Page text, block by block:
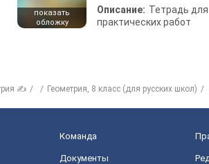
показать
обложку
Описание: Тетрадь для
практических работ
✍ Геометрия, 8 класс (для русских школ)
Команда
Документы